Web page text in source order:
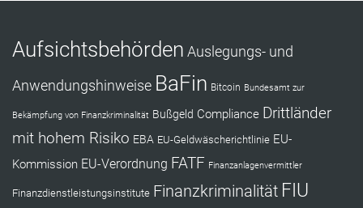
Aufsichtsbehörden Auslegungs- und
Anwendungshinweise BaFin Bitcoin Bundesamt zur
Bekämpfung von Finanzkriminalität Bußgeld Compliance Drittländer
mit hohem Risiko EBA EU-Geldwäscherichtlinie EU-
Kommission EU-Verordnung FATF Finanzanlagenvermittler
Finanzdienstleistungsinstitute Finanzkriminalität FIU